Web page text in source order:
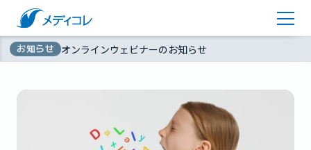
お知らせ オンラインウェビナーのお知らせ
お問い合わせ
資料ダウンロード